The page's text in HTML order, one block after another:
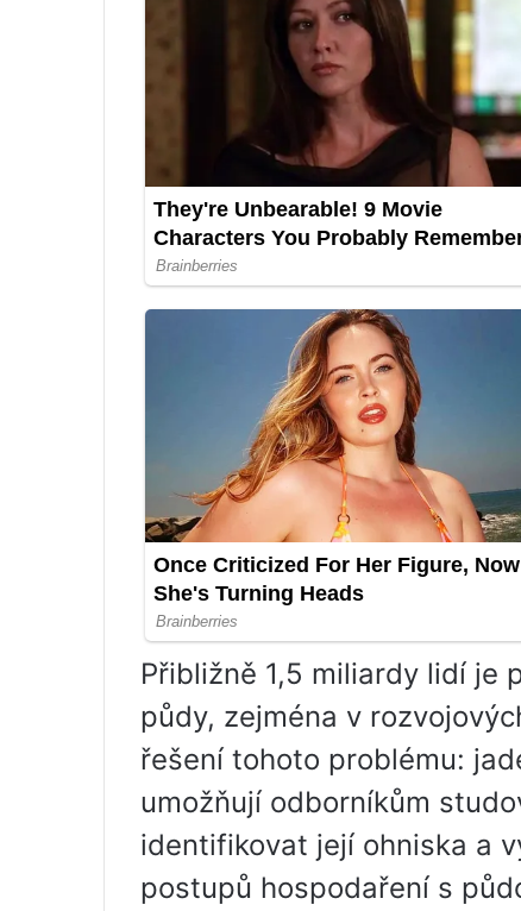
Přibližně 1,5 miliardy lidí je
půdy, zejména v
řešení tohoto problému:
umožňují odborníkům
identifikovat její ohniska a
postupů hospodaření s